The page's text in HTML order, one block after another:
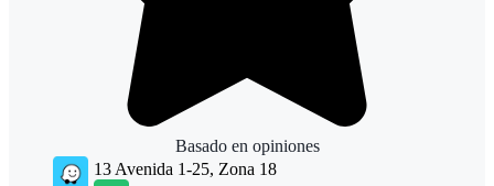
Basado en opiniones
13 Avenida 1-25, Zona 18